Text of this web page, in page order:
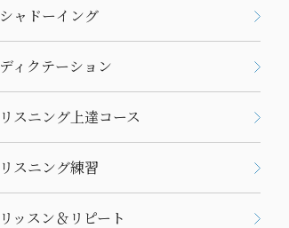
シャドーイング
ディクテーション
リスニング上達コース
リスニング練習
リッスン＆リピート